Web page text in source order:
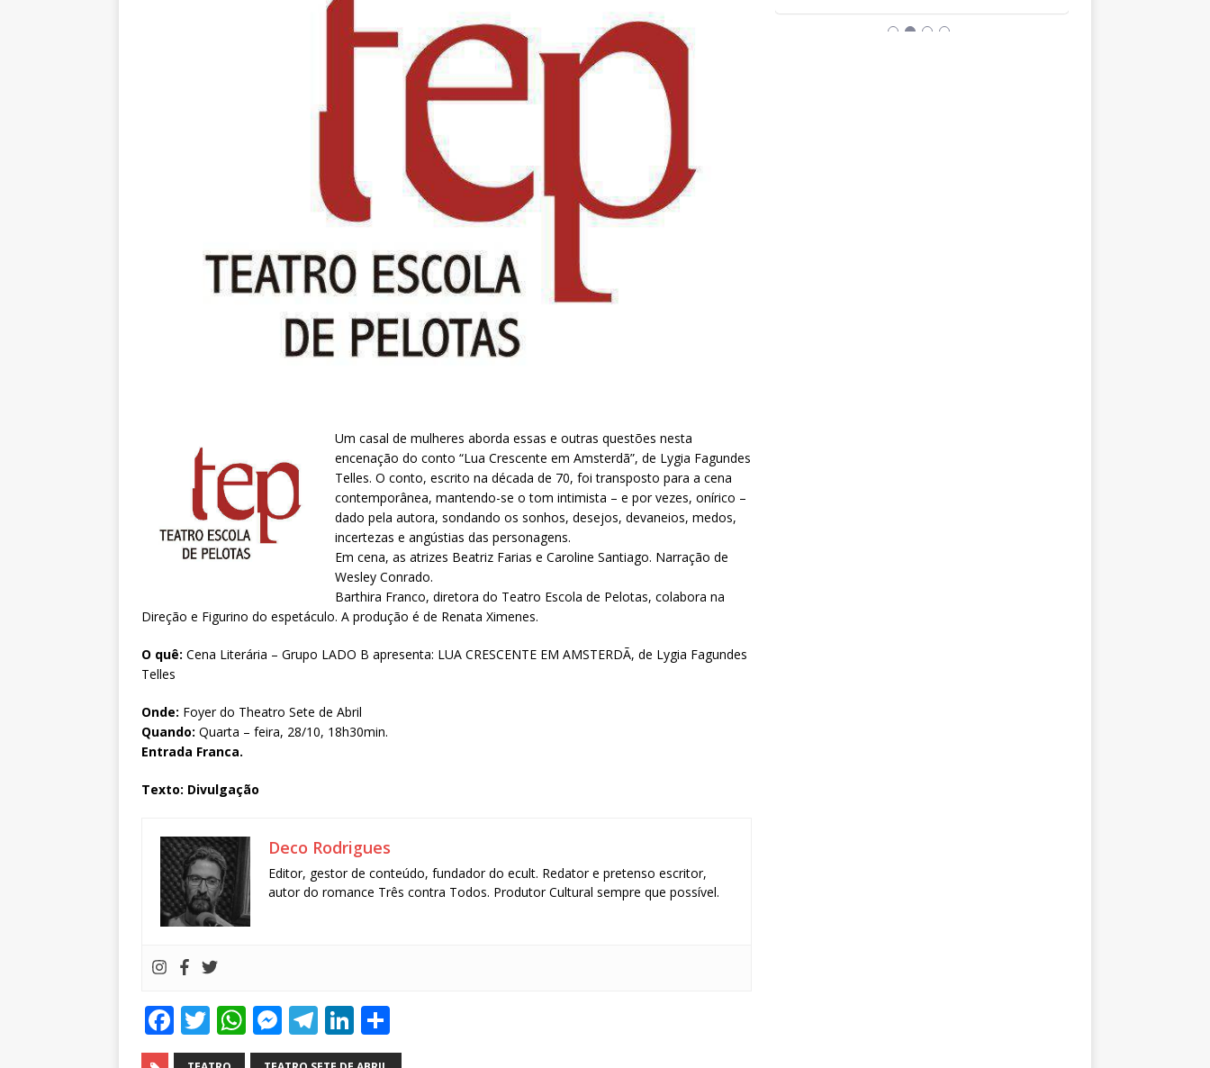
Um casal de mulheres aborda essas e outras questões nesta
encenação do conto “Lua Crescente em Amsterdã”, de Lygia Fagundes
Telles. O conto, escrito na década de 70, foi transposto para a cena
contemporânea, mantendo-se o tom intimista – e por vezes, onírico –
dado pela autora, sondando os sonhos, desejos, devaneios, medos,
incertezas e angústias das personagens.
Em cena, as atrizes Beatriz Farias e Caroline Santiago. Narração de
Wesley Conrado.
Barthira Franco, diretora do Teatro Escola de Pelotas, colabora na
Direção e Figurino do espetáculo. A produção é de Renata Ximenes.
O quê: Cena Literária – Grupo LADO B apresenta: LUA CRESCENTE EM AMSTERDÃ, de Lygia Fagundes
Telles
Onde: Foyer do Theatro Sete de Abril
Quando: Quarta – feira, 28/10, 18h30min.
Entrada Franca.
Texto: Divulgação
Deco Rodrigues
Editor, gestor de conteúdo, fundador do ecult. Redator e pretenso escritor,
autor do romance Três contra Todos. Produtor Cultural sempre que possível.
F
a
T
w
W
h
M
e
T
el
Li
n h